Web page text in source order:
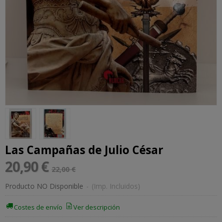
Las Campañas de Julio César
20,90 € 22,00 €
Producto NO Disponible - (Imp. Incluidos)
Costes de envío Ver descripción